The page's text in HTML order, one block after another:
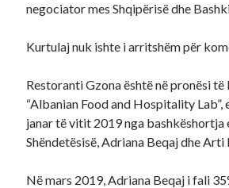
negociator mes Shqipërisë dhe
Kurtulaj nuk ishte i arritshëm për
Restoranti Gzona është në pronësi të
“Albanian Food and Hospitality Lab”,
janar të vitit 2019 nga
Shëndetësisë, Adriana Beqaj dhe Arti
Në mars 2019, Adriana Beqaj i fali